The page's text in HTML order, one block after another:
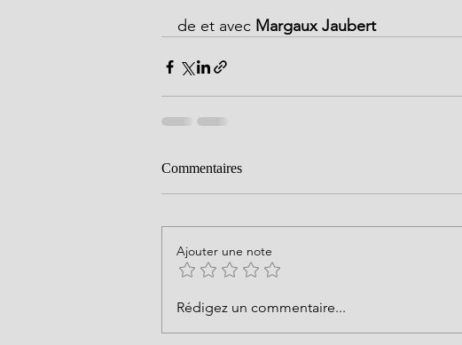
de et avec Margaux Jaubert
Commentaires
Ajouter une note
Rédigez un commentaire...